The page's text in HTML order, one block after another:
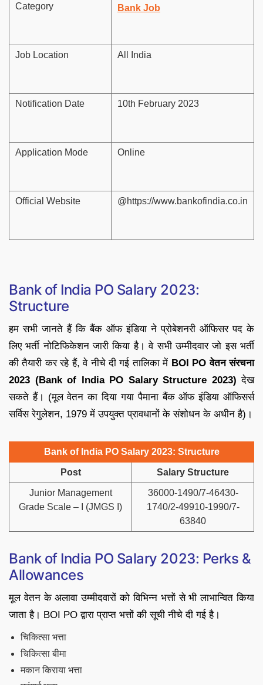
Category Bank Job
Job Location All India
Notification Date 10th February 2023
Application Mode Online
Official Website @https://www.bankofindia.co.in
Bank of India PO Salary 2023:
Structure
हम सभी जानते हैं कि बैंक ऑफ इंडिया ने प्रोबेशनरी ऑफिसर पद के
लिए भर्ती नोटिफिकेशन जारी किया है। वे सभी उम्मीदवार जो इस भर्ती
की तैयारी कर रहे हैं, वे नीचे दी गई तालिका में BOI PO वेतन संरचना
2023 (Bank of India PO Salary Structure 2023) देख
सकते हैं। (मूल वेतन का दिया गया पैमाना बैंक ऑफ इंडिया ऑफिसर्स
सर्विस रेगुलेशन, 1979 में उपयुक्त प्रावधानों के संशोधन के अधीन है)।
Bank of India PO Salary 2023: Structure
Post Salary Structure
Junior Management
Grade Scale – I (JMGS I)
36000-1490/7-46430-
1740/2-49910-1990/7-
63840
Bank of India PO Salary 2023: Perks &
Allowances
मूल वेतन के अलावा उम्मीदवारों को विभिन्न भत्तों से भी लाभान्वित किया
जाता है। BOI PO द्वारा प्राप्त भत्तों की सूची नीचे दी गई है।
चिकित्सा भत्ता
चिकित्सा बीमा
मकान किराया भत्ता